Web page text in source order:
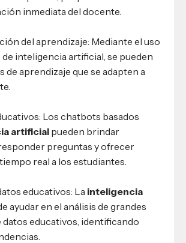
inmediata del docente.
del aprendizaje: Mediante el uso
inteligencia artificial, se pueden
de aprendizaje que se adapten a
Los chatbots basados
artificial pueden brindar
preguntas y ofrecer
real a los estudiantes.
educativos: La inteligencia
ayudar en el análisis de grandes
datos educativos, identificando